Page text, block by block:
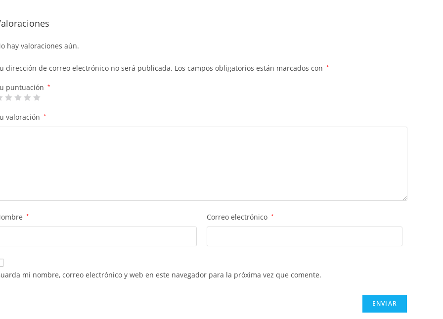
hay valoraciones aún.
dirección de correo electrónico no será publicada. Los campos obligatorios están marcados con *
puntuación *
valoración *
* Correo electrónico *
mi nombre, correo electrónico y web en este navegador para la próxima vez que comente.